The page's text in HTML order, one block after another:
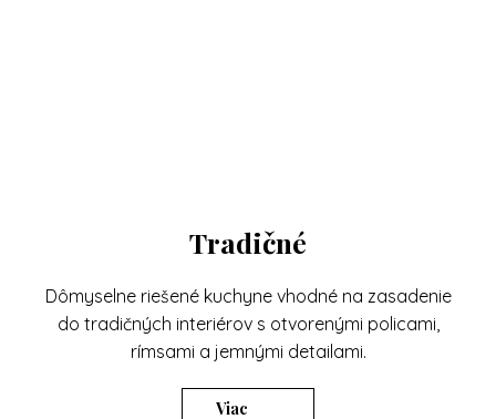
Tradičné
Dômyselne riešené kuchyne vhodné na zasadenie
do tradičných interiérov s otvorenými policami,
rímsami a jemnými detailami.
Viac